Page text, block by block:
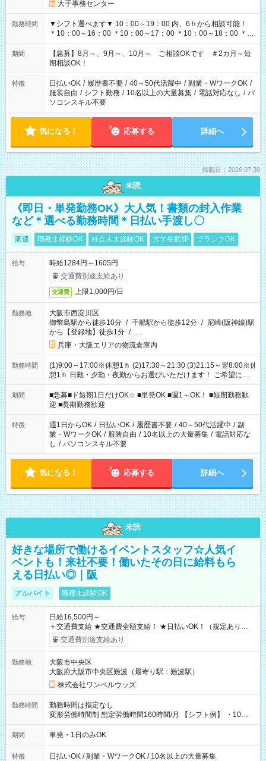
大手事務センター
勤務時間
▼シフト選べます▼ 10：00～19：00 内、6ｈから相談可能！
＊10：00～16：00 ＊10：00～17：00 ＊10：00～18：00 ＊
11：00～19：00 ＊12：00～19：00 ＊13：00～19：00
期間
【急募】8月～、9月～、10月～ ご相談OKです ＃2カ月～短
期相談OK！
特徴 日払いOK / 履歴書不要 / 40～50代活躍中 / 副業・WワークOK /
服装自由 / シフト勤務 / 10名以上の大量募集 / 電話対応なし / パ
ソコンスキル不要
気になる！ 応募する 詳細へ
掲載日：2026.07.30
未読
《即日・単発勤務OK》大人気！書類の封入作業
など＊選べる勤務時間＊日払い手渡し〇
派遣 職種未経験OK 社会人未経験OK 大学生歓迎 ブランクOK
給与
時給1284円～1605円
交通費別途支給あり
交通費 上限1,000円/日
勤務地
大阪市西淀川区
御幣島駅から徒歩10分 / 千船駅から徒歩12分 / 尼崎(阪神線)駅
から【登録地】徒歩1分 / …
兵庫・大阪エリアの物流倉庫内
勤務時間
(1)9:00～17:00※休憩1ｈ (2)17:30～21:30 (3)21:15～翌8:00※休
憩1ｈ 日勤・夕勤・夜勤からお選びいただけます！ ご希望に合
わせて働けるお仕事です(*^^*) 【その他選べる勤務時間】 8-17
時/9-17時/9-18時/10-18時/11-21時/18-22時/20-翌4時/21-翌5
時/22-翌6時/0-翌8時 ご自身のご都合で選んで頂ける完全自由シ
フト！
期間
■急募■ド短期1日だけOK☆ ■単発OK ■週1～OK！ ■短期勤務歓
迎 ■長期勤務歓迎
特徴 週1日からOK / 日払いOK / 履歴書不要 / 40～50代活躍中 / 副
業・WワークOK / 服装自由 / 10名以上の大量募集 / 電話対応な
し / パソコンスキル不要
気になる！ 応募する 詳細へ
未読
好きな場所で働けるイベントスタッフ☆人気イ
ベントも！来社不要！働いたその日に給料もら
える日払い◎｜阪
アルバイト 職種未経験OK
給与
日給16,500円～
＋交通費支給 ★交通費全額支給！ ★日払いOK！（規定あり） ┗
働いたその日に現金GET♪ お仕事後はコンビニATMから 日払
交通費別途支給あり
勤務地
大阪市中央区
大阪府大阪市中央区難波（最寄り駅：難波駅）
株式会社ワンベルウッズ
勤務時間
勤務時間は指定なし
変形労働時間制 想定労働時間160時間/月 【シフト例】 ・10：
00～20：00
期間 単発・1日のみOK
特徴 日払いOK / 副業・WワークOK / 10名以上の大量募集